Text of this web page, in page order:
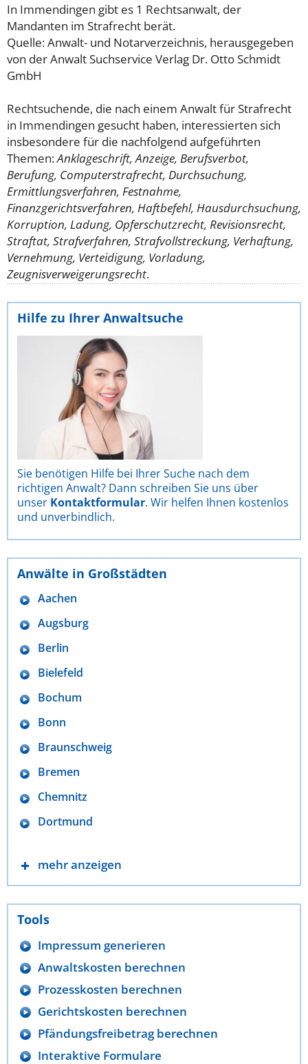
In Immendingen gibt es 1 Rechtsanwalt, der
Mandanten im Strafrecht berät.
Quelle: Anwalt- und Notarverzeichnis, herausgegeben
von der Anwalt Suchservice Verlag Dr. Otto Schmidt
GmbH
Rechtsuchende, die nach einem Anwalt für Strafrecht
in Immendingen gesucht haben, interessierten sich
insbesondere für die nachfolgend aufgeführten
Themen:Anklageschrift, Anzeige, Berufsverbot,
Berufung, Computerstrafrecht, Durchsuchung,
Ermittlungsverfahren, Festnahme,
Finanzgerichtsverfahren, Haftbefehl, Hausdurchsuchung,
Korruption, Ladung, Opferschutzrecht, Revisionsrecht,
Straftat, Strafverfahren, Strafvollstreckung, Verhaftung,
Vernehmung, Verteidigung, Vorladung,
Zeugnisverweigerungsrecht.
Hilfe zu Ihrer Anwaltsuche
Sie benötigen Hilfe bei Ihrer Suche nach dem
richtigen Anwalt? Dann schreiben Sie uns über
unser Kontaktformular. Wir helfen Ihnen kostenlos
und unverbindlich.
Anwälte in Großstädten
Aachen
Augsburg
Berlin
Bielefeld
Bochum
Bonn
Braunschweig
Bremen
Chemnitz
Dortmund
mehr anzeigen
Tools
Impressum generieren
Anwaltskosten berechnen
Prozesskosten berechnen
Gerichtskosten berechnen
Pfändungsfreibetrag berechnen
Interaktive Formulare